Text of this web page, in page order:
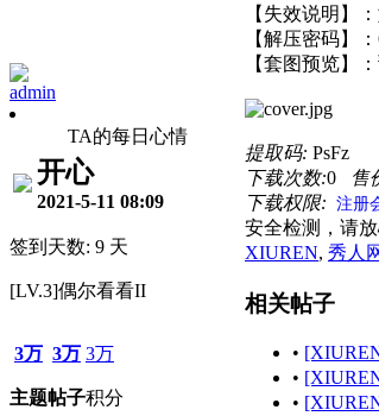
admin
TA的每日心情
开心
2021-5-11 08:09
签到天数: 9 天
[LV.3]偶尔看看II
3万
主题
3万
帖子
3万
积分
【失效说明】
【解压密码】
【套图预览】
提取码: PsFz
下载次数:0 售
下载权限: 注册
安全检测，请
XIUREN, 秀人
相关帖子
•
•
•